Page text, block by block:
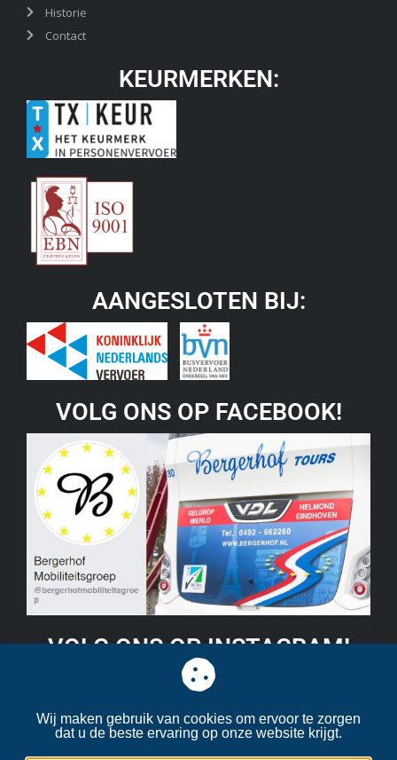
Historie
Contact
KEURMERKEN:
AANGESLOTEN BIJ:
VOLG ONS OP FACEBOOK!
VOLG ONS OP INSTAGRAM!
© 2026 Bergerhof touringcars | Alle rechten voorbehouden.
Wij maken gebruik van cookies om ervoor te zorgen
dat u de beste ervaring op onze website krijgt.